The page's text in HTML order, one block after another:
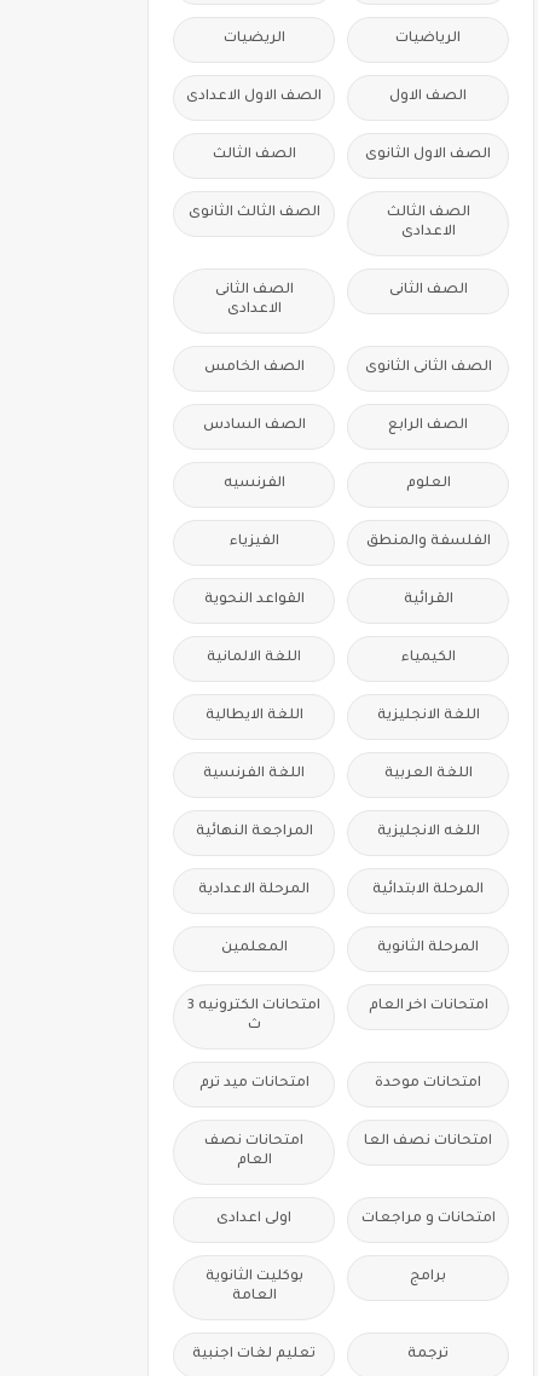
الرياضيات الريضيات
الصف الاول الصف الاول الاعدادى
الصف الاول الثانوى الصف الثالث
الصف الثالث
الاعدادى
الصف الثالث الثانوى
الصف الثانى
الصف الثانى
الاعدادى
الصف الثانى الثانوى الصف الخامس
الصف الرابع الصف السادس
العلوم الفرنسيه
الفلسفة والمنطق الفيزياء
القرائية القواعد النحوية
الكيمياء اللغة الالمانية
اللغة الانجليزية اللغة الايطالية
اللغة العربية اللغة الفرنسية
اللغه الانجليزية المراجعة النهائية
المرحلة الابتدائية المرحلة الاعدادية
المرحلة الثانوية المعلمين
امتحانات اخر العام
امتحانات الكترونيه 3
ث
امتحانات موحدة امتحانات ميد ترم
امتحانات نصف العا
امتحانات نصف
العام
امتحانات و مراجعات اولى اعدادى
برامج
بوكليت الثانوية
العامة
ترجمة تعليم لغات اجنبية